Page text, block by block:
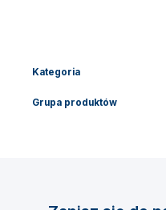
Kategoria
Grupa produktów